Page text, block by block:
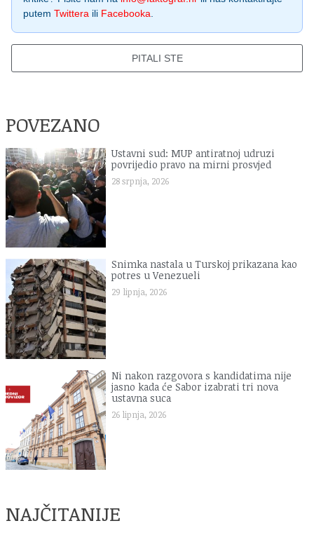
putem Twittera ili Facebooka
PITALI STE
POVEZANO
Ustavni sud: MUP antiratnoj udruzi
povrijedio pravo na mirni prosvjed
28 srpnja, 2026
Snimka nastala u Turskoj prikazana kao
potres u Venezueli
29 lipnja, 2026
Ni nakon razgovora s kandidatima nije
jasno kada će Sabor izabrati tri nova
ustavna suca
26 lipnja, 2026
NAJČITANIJE